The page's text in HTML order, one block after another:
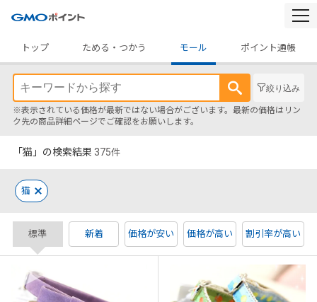
トップ
ためる・つかう モール ポイント通帳
絞り込み
※表示されている価格が最新ではない場合がございます。最新の価格はリン
ク先の商品詳細ページでご確認をお願いします。
「猫」の検索結果 375件
猫
標準 新着 価格が安い 価格が高い 割引率が高い